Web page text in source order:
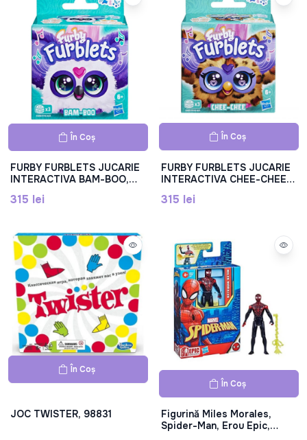
În Coș
FURBY FURBLETS JUCARIE
INTERACTIVA BAM-BOO,
315 lei
În Coș
FURBY FURBLETS JUCARIE
INTERACTIVA CHEE-CHEE,
315 lei
În Coș
JOC TWISTER, 98831
În Coș
Figurină Miles Morales,
Spider-Man, Erou Epic,